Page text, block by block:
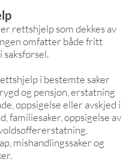
rettshjelp som dekkes av
omfatter både fritt
i bestemte saker
og pensjon, erstatning
oppsigelse eller avskjed i
familiesaker, oppsigelse av
mishandlingssaker og